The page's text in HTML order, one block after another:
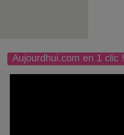
Aujourdhui.com en 1 clic !